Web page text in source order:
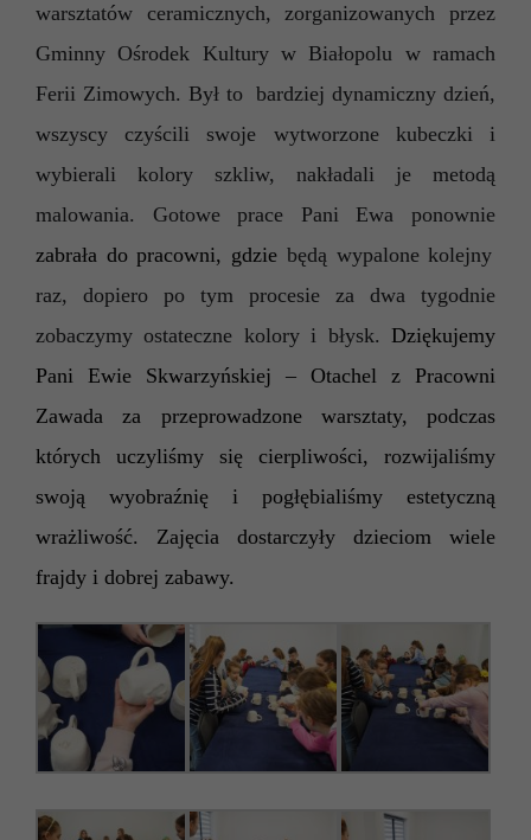
warsztatów ceramicznych, zorganizowanych przez
Gminny Ośrodek Kultury w Białopolu w ramach
Ferii Zimowych. Był to bardziej dynamiczny dzień,
wszyscy czyścili swoje wytworzone kubeczki i
wybierali kolory szkliw, nakładali je metodą
malowania. Gotowe prace Pani Ewa ponownie
zabrała do pracowni, gdzie będą wypalone kolejny
raz, dopiero po tym procesie za dwa tygodnie
zobaczymy ostateczne kolory i błysk. Dziękujemy
Pani Ewie Skwarzyńskiej – Otachel z Pracowni
Zawada za przeprowadzone warsztaty, podczas
których uczyliśmy się cierpliwości, rozwijaliśmy
swoją wyobraźnię i pogłębialiśmy estetyczną
wrażliwość. Zajęcia dostarczyły dzieciom wiele
frajdy i dobrej zabawy.